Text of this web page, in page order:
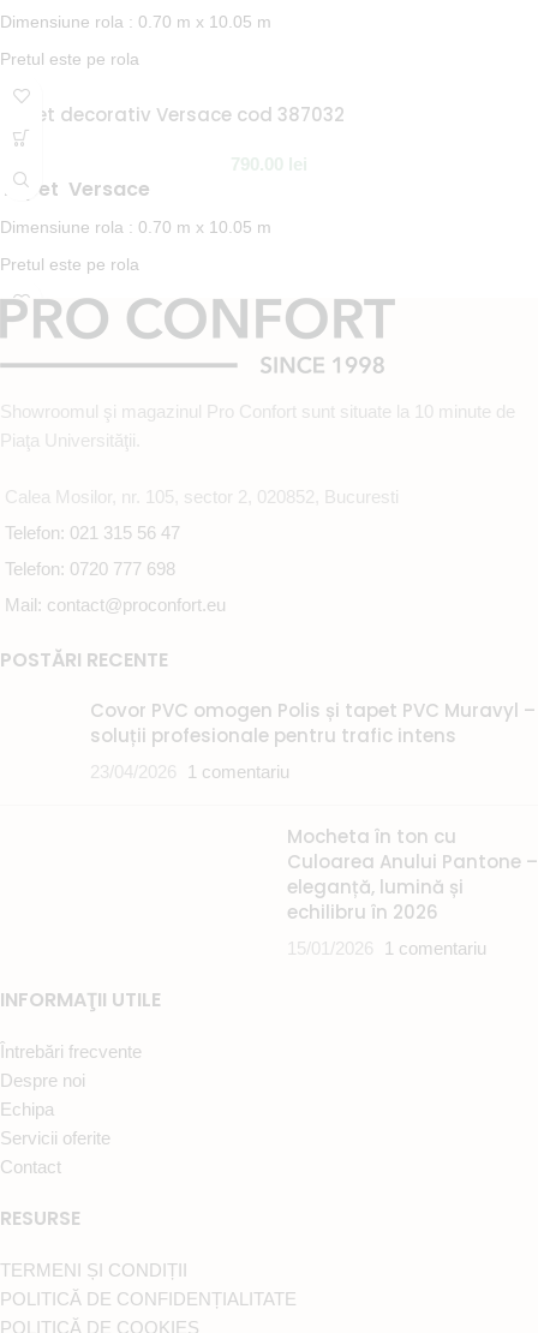
Dimensiune rola : 0.70 m x 10.05 m
Pretul este pe rola
In stoc la furnizor
NOTA:
Tapet decorativ Versace cod 387032
Tapet Versace
Dimensiune rola : 0.70 m x 10.05 m
Pretul este pe rola
In stoc la furnizor
NOTA: Termen de livrare 1-2 saptamani.
Showroomul şi magazinul Pro Confort sunt situate la 10 minute de
Piaţa Universităţii.
Calea Mosilor, nr. 105, sector 2, 020852, Bucuresti
Telefon: 021 315 56 47
Telefon: 0720 777 698
Mail: contact@proconfort.eu
POSTĂRI RECENTE
Covor PVC omogen Polis și tapet PVC Muravyl –
soluții profesionale pentru trafic intens
23/04/2026 1 comentariu
Mocheta în ton cu
Culoarea Anului Pantone –
eleganță, lumină și
echilibru în 2026
15/01/2026 1 comentariu
INFORMAŢII UTILE
Întrebări frecvente
Despre noi
Echipa
Servicii oferite
Contact
RESURSE
TERMENI ȘI CONDIȚII
POLITICĂ DE CONFIDENȚIALITATE
POLITICĂ DE COOKIES